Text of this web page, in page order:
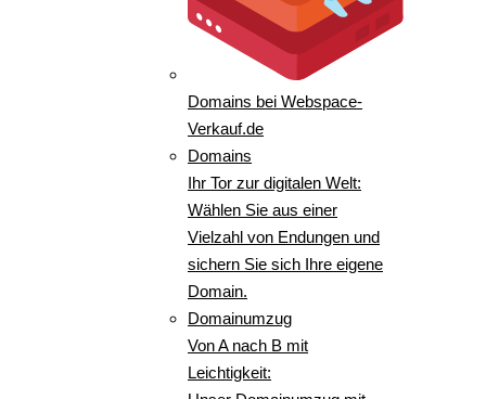
Domains bei Webspace-
Verkauf.de
Domains
Ihr Tor zur digitalen Welt:
Wählen Sie aus einer
Vielzahl von Endungen und
sichern Sie sich Ihre eigene
Domain.
Domainumzug
Von A nach B mit
Leichtigkeit: